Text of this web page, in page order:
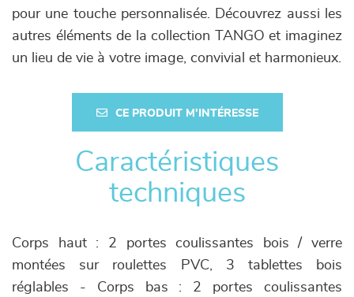
pour une touche personnalisée. Découvrez aussi les
autres éléments de la collection TANGO et imaginez
un lieu de vie à votre image, convivial et harmonieux.
CE PRODUIT M'INTÉRESSE
Caractéristiques
techniques
Corps haut : 2 portes coulissantes bois / verre
montées sur roulettes PVC, 3 tablettes bois
réglables - Corps bas : 2 portes coulissantes